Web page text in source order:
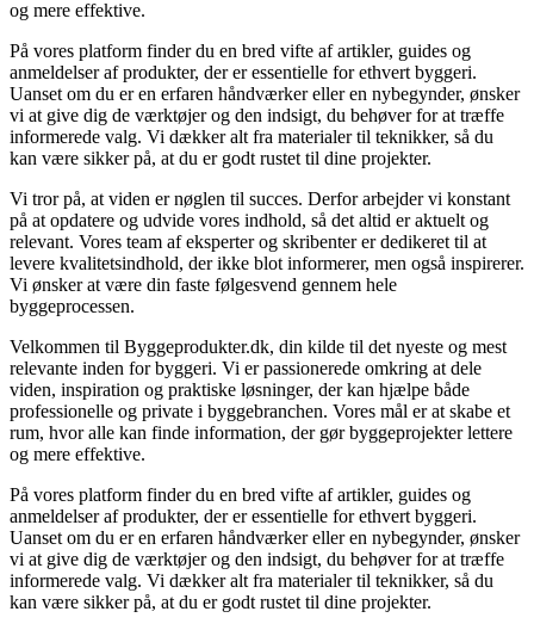
og mere effektive.
På vores platform finder du en bred vifte af artikler, guides og
anmeldelser af produkter, der er essentielle for ethvert byggeri.
Uanset om du er en erfaren håndværker eller en nybegynder, ønsker
vi at give dig de værktøjer og den indsigt, du behøver for at træffe
informerede valg. Vi dækker alt fra materialer til teknikker, så du
kan være sikker på, at du er godt rustet til dine projekter.
Vi tror på, at viden er nøglen til succes. Derfor arbejder vi konstant
på at opdatere og udvide vores indhold, så det altid er aktuelt og
relevant. Vores team af eksperter og skribenter er dedikeret til at
levere kvalitetsindhold, der ikke blot informerer, men også inspirerer.
Vi ønsker at være din faste følgesvend gennem hele
byggeprocessen.
Velkommen til Byggeprodukter.dk, din kilde til det nyeste og mest
relevante inden for byggeri. Vi er passionerede omkring at dele
viden, inspiration og praktiske løsninger, der kan hjælpe både
professionelle og private i byggebranchen. Vores mål er at skabe et
rum, hvor alle kan finde information, der gør byggeprojekter lettere
og mere effektive.
På vores platform finder du en bred vifte af artikler, guides og
anmeldelser af produkter, der er essentielle for ethvert byggeri.
Uanset om du er en erfaren håndværker eller en nybegynder, ønsker
vi at give dig de værktøjer og den indsigt, du behøver for at træffe
informerede valg. Vi dækker alt fra materialer til teknikker, så du
kan være sikker på, at du er godt rustet til dine projekter.